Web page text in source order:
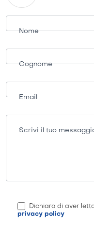
Richiesta
informazioni
Nome
Cognome
Email
Scrivi il tuo
Dichiaro di aver
privacy policy